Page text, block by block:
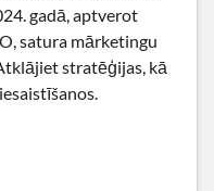
gadā, aptverot
satura mārketingu
stratēģijas, kā